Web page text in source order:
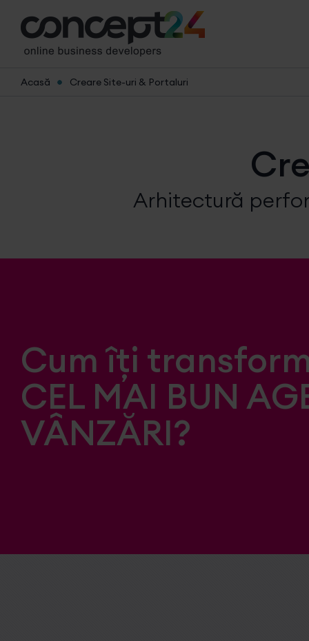
Acasă Creare Site-uri & Portaluri
Arhitectură
Cum îți
CEL MAI BUN
VÂNZĂRI?